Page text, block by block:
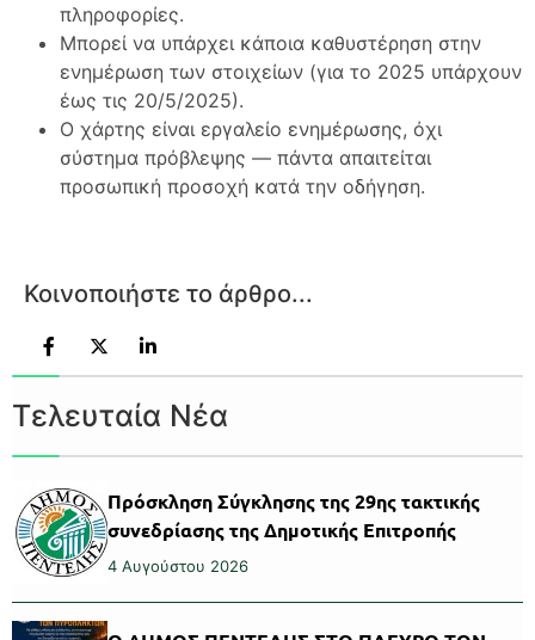
πληροφορίες.
Μπορεί να υπάρχει κάποια καθυστέρηση στην
ενημέρωση των στοιχείων (για το 2025 υπάρχουν
έως τις 20/5/2025).
Ο χάρτης είναι εργαλείο ενημέρωσης, όχι
σύστημα πρόβλεψης — πάντα απαιτείται
προσωπική προσοχή κατά την οδήγηση.
Κοινοποιήστε το άρθρο...
Τελευταία Νέα
Πρόσκληση Σύγκλησης της 29ης τακτικής
συνεδρίασης της Δημοτικής Επιτροπής
4 Αυγούστου 2026